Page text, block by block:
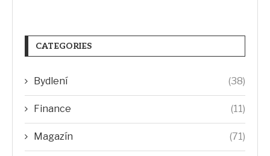
CATEGORIES
Bydlení (38)
Finance (11)
Magazín (71)